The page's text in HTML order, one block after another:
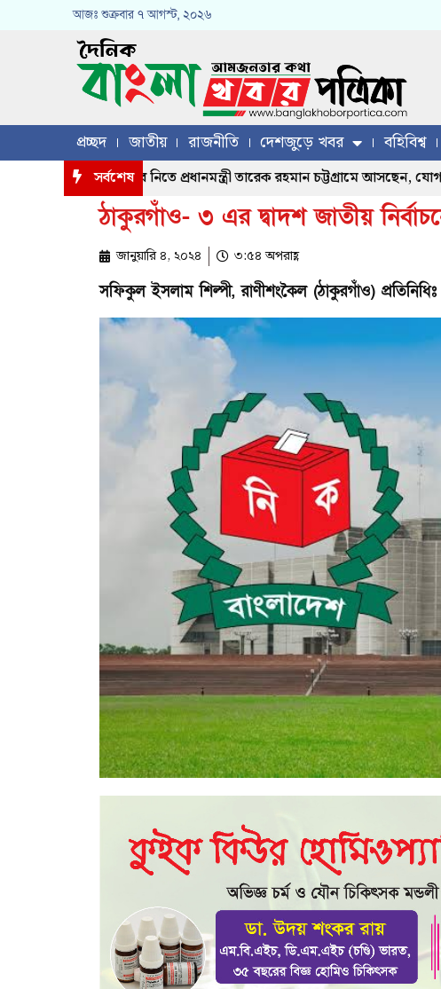
আজঃ শুক্রবার ৭ আগস্ট, ২০২৬
প্রচ্ছদ জাতীয় রাজনীতি দেশজুড়ে খবর বহিবিশ্ব
সর্বশেষ
মানুষের খোঁজখবর নিতে প্রধানমন্ত্রী তারেক রহমান চট্টগ্রামে আসছেন, যোগ
ঠাকুরগাঁও- ৩ এর দ্বাদশ জাতীয়
জানুয়ারি ৪, ২০২৪ ৩:৫৪ অপরাহ্ণ
সফিকুল ইসলাম শিল্পী, রাণীশংকৈল (ঠাকুরগাঁও) প্রতিনিধিঃ